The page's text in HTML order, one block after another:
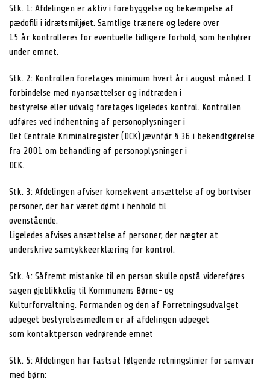
Stk. 1: Afdelingen er aktiv i forebyggelse og bekæmpelse af
pædofili i idrætsmiljøet. Samtlige trænere og ledere over
15 år kontrolleres for eventuelle tidligere forhold, som henhører
under emnet.
Stk. 2: Kontrollen foretages minimum hvert år i august måned. I
forbindelse med nyansættelser og indtræden i
bestyrelse eller udvalg foretages ligeledes kontrol. Kontrollen
udføres ved indhentning af personoplysninger i
Det Centrale Kriminalregister (DCK) jævnfør § 36 i bekendtgørelse
fra 2001 om behandling af personoplysninger i
DCK.
Stk. 3: Afdelingen afviser konsekvent ansættelse af og bortviser
personer, der har været dømt i henhold til
ovenstående.
Ligeledes afvises ansættelse af personer, der nægter at
underskrive samtykkeerklæring for kontrol.
Stk. 4: Såfremt mistanke til en person skulle opstå videreføres
sagen øjeblikkelig til Kommunens Børne- og
Kulturforvaltning. Formanden og den af Forretningsudvalget
udpeget bestyrelsesmedlem er af afdelingen udpeget
som kontaktperson vedrørende emnet
Stk. 5: Afdelingen har fastsat følgende retningslinier for samvær
med børn: